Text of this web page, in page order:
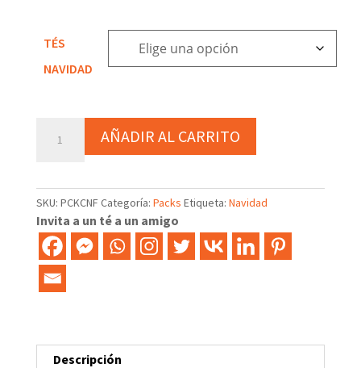
TÉS
NAVIDAD
confetti
AÑADIR AL CARRITO
SKU: PCKCNF Categoría: Packs Etiqueta: Navidad
Invita a un té a un amigo
Descripción